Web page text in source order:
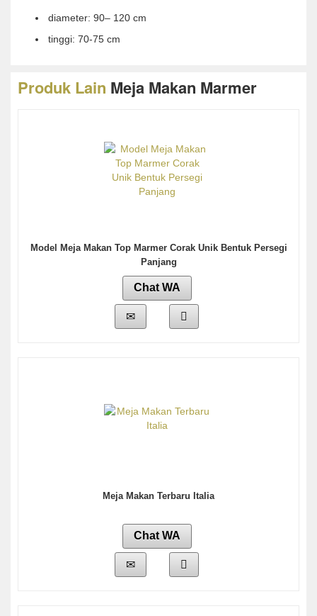
diameter: 90– 120 cm
tinggi: 70-75 cm
Produk Lain Meja Makan Marmer
Model Meja Makan Top Marmer Corak Unik Bentuk Persegi
Panjang
Chat WA
Meja Makan Terbaru Italia
Chat WA